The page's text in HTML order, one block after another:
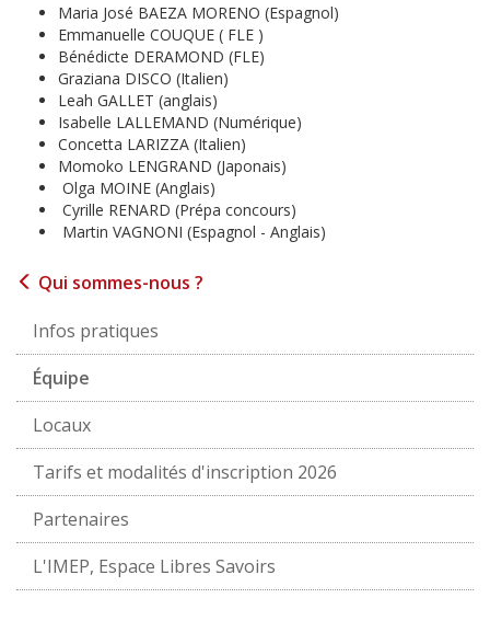
Maria José BAEZA MORENO (Espagnol)
Emmanuelle COUQUE ( FLE )
Bénédicte DERAMOND (FLE)
Graziana DISCO (Italien)
Leah GALLET (anglais)
Isabelle LALLEMAND (Numérique)
Concetta LARIZZA (Italien)
Momoko LENGRAND (Japonais)
Olga MOINE (Anglais)
Cyrille RENARD (Prépa concours)
Martin VAGNONI (Espagnol - Anglais)
Qui sommes-nous ?
Infos pratiques
Équipe
Locaux
Tarifs et modalités d'inscription 2026
Partenaires
L'IMEP, Espace Libres Savoirs